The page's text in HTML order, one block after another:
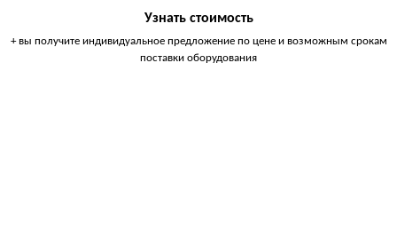
Узнать стоимость
+ вы получите индивидуальное предложение по цене и возможным срокам
поставки оборудования